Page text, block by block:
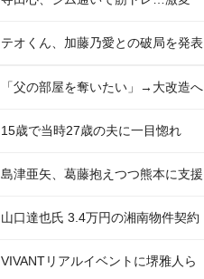
テオくん、加藤乃愛との破局を発表
「父の部屋を奪いたい」→大改造へ
15歳で当時27歳の夫に一目惚れ
島津亜矢、葛藤抱えつつ熊本に支援
山口達也氏 3.4万円の湘南物件契約
VIVANTリアルイベントに堺雅人ら